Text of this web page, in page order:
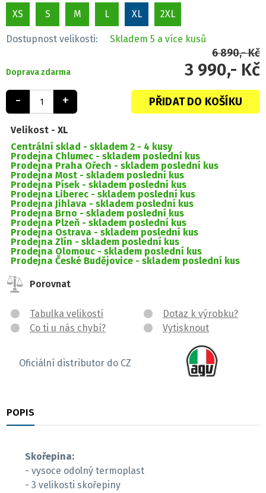
XS S M L XL 2XL
Dostupnost velikosti: Skladem 5 a více kusů
Doprava zdarma
6 890,- Kč
3 990,- Kč
- + PŘIDAT DO KOŠÍKU
Velikost - XL
Centrální sklad - skladem 2 - 4 kusy
Prodejna Chlumec - skladem poslední kus
Prodejna Praha Ořech - skladem poslední kus
Prodejna Most - skladem poslední kus
Prodejna Písek - skladem poslední kus
Prodejna Liberec - skladem poslední kus
Prodejna Jihlava - skladem poslední kus
Prodejna Brno - skladem poslední kus
Prodejna Plzeň - skladem poslední kus
Prodejna Ostrava - skladem poslední kus
Prodejna Zlín - skladem poslední kus
Prodejna Olomouc - skladem poslední kus
Prodejna České Budějovice - skladem poslední kus
Porovnat
Tabulka velikostí
Co ti u nás chybí?
Dotaz k výrobku?
Vytisknout
Oficiální distributor do CZ
POPIS
Skořepina:
- vysoce odolný termoplast
- 3 velikosti skořepiny